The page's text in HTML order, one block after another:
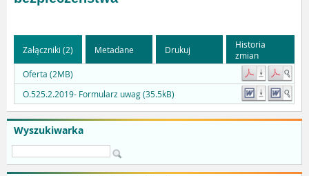
Wyszukiwarka
Załączniki (2) Metadane Drukuj
Historia
zmian
Oferta (2MB)
O.525.2.2019- Formularz uwag (35.5kB)